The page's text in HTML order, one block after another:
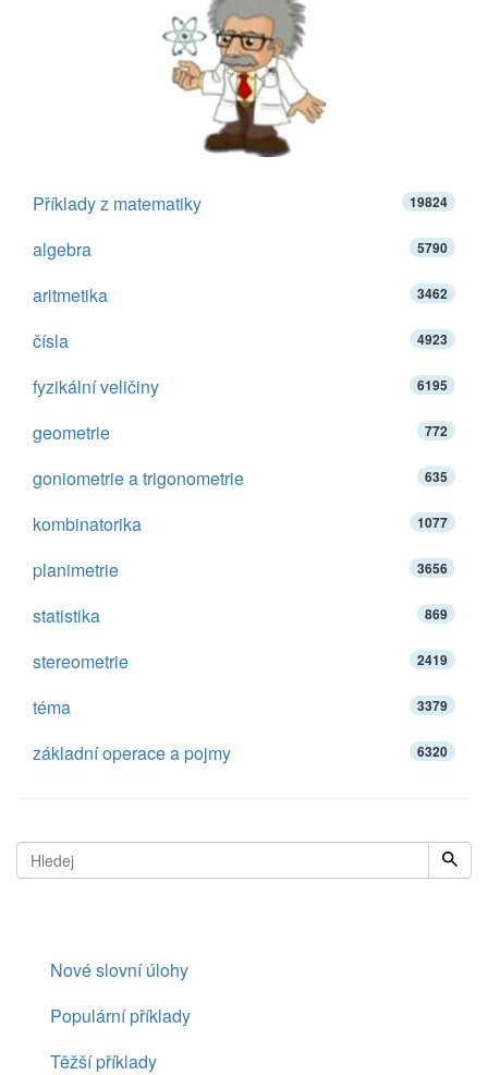
Příklady z matematiky 19824
algebra 5790
aritmetika 3462
čísla 4923
fyzikální veličiny 6195
geometrie 772
goniometrie a trigonometrie 635
kombinatorika 1077
planimetrie 3656
statistika 869
stereometrie 2419
téma 3379
základní operace a pojmy 6320
Nové slovní úlohy
Populární příklady
Těžší příklady